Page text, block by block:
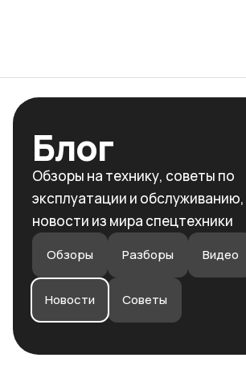
Блог
Обзоры на технику, советы по
эксплуатации и
новости из мира спецтехники
Обзоры Разборы Видео
Новости Советы